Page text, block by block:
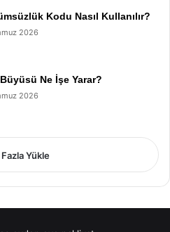
Kodu Nasıl Kullanılır?
2026
Ne İşe Yarar?
2026
Fazla Yükle